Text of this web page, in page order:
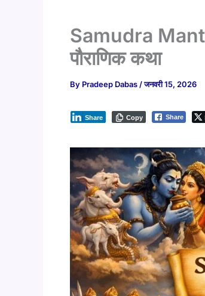
Samudra
पौराणिक कथा
By Pradeep Dabas /जनवरी 15, 2026
Share
Share Copy